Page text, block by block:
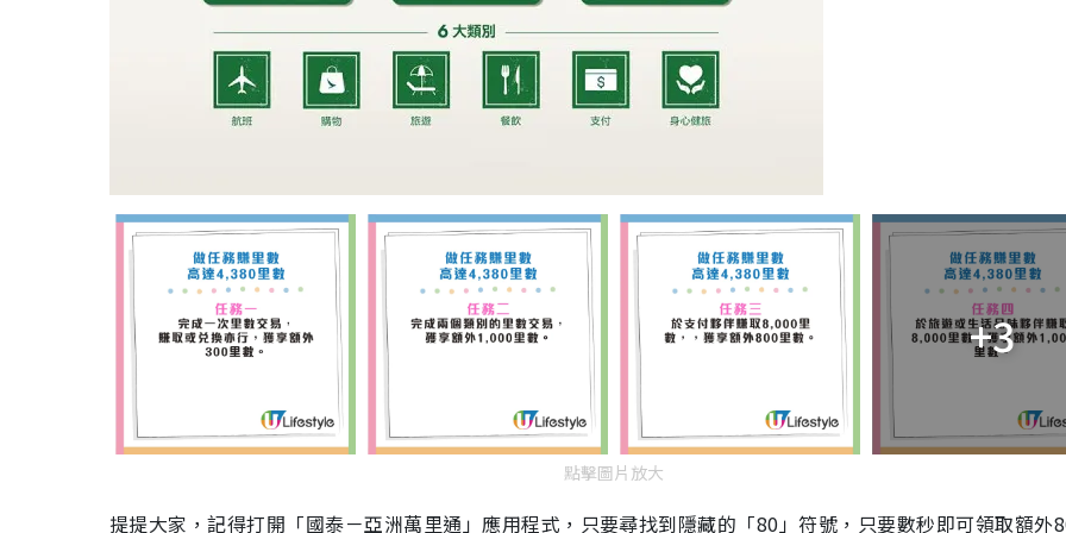
+3
點擊圖片放大
提提大家，記得打開「國泰－亞洲萬里通」應用程式，只要尋找到隱藏的「80」符號，只要數秒即可領取額外